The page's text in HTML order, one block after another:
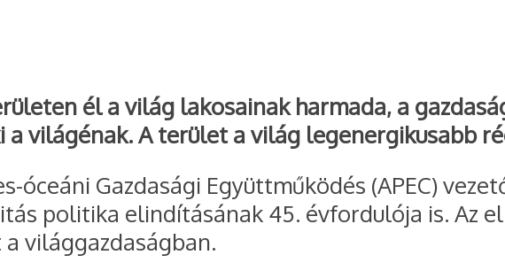
él a világ lakosainak harmada, a
világénak. A terület a világ legenergikusabb
óceáni Gazdasági Együttműködés (APEC)
politika elindításának 45. évfordulója is. Az
világgazdaságban.